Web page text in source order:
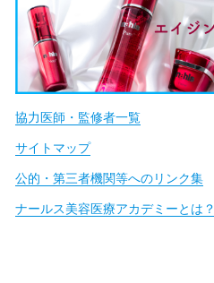
協力医師・監修者一覧
サイトマップ
公的・第三者機関等へのリンク集
ナールス美容医療アカデミーとは？